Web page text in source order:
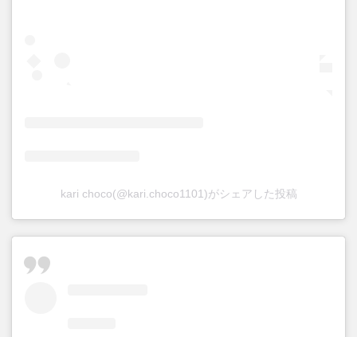
kari choco(@kari.choco1101)がシェアした投稿